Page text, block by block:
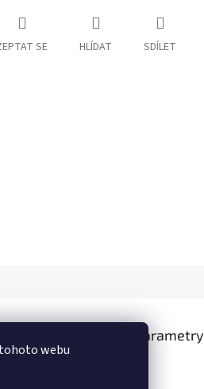
webu
SE HLÍDAT SDÍLET
Doplňkové parametry